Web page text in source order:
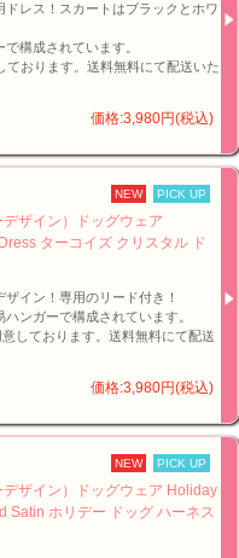
ドレス！スカートはブラックとホワ
構成されています。
ております。送料無料にて配送いた
価格:3,980円(税込)
NEW PICK UP
ザイン）ドッグウェア
ターコイズ クリスタル ド
イン！専用のリード付き！
ハンガーで構成されています。
しております。送料無料にて配送
価格:3,980円(税込)
NEW PICK UP
ザイン）ドッグウェア Holiday
Satin ホリデー ドッグ ハーネス